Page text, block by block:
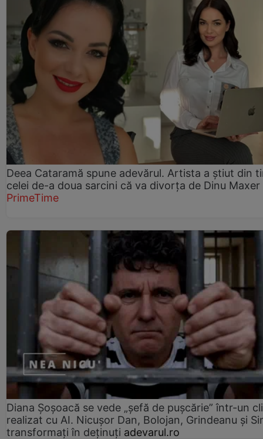
Deea Cataramă spune adevărul. Artista a știut din
celei de-a doua sarcini că va divorța de Dinu Maxer
PrimeTime
Diana Șoșoacă se vede „șefă de pușcărie” într-un
realizat cu AI. Nicușor Dan, Bolojan, Grindeanu și
transformați în deținuți adevarul.ro